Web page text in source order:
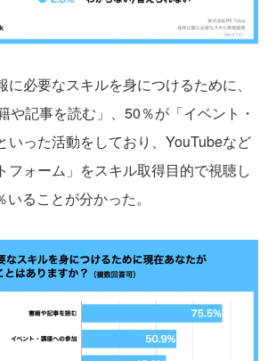
必要なスキルを身につけるために、
や記事を読む」、50％が「イベント・
いった活動をしており、YouTubeなど
フォーム」をスキル取得目的で視聴し
ることが分かった。